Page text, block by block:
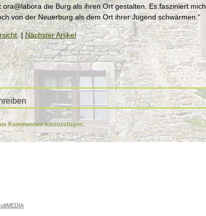
die Burg als ihren Ort gestalten. Es fasziniert
von der Neuerburg als dem Ort ihrer Jugend schwärmen.“
|Nächster Artikel
Kommentare hinzuzufügen.